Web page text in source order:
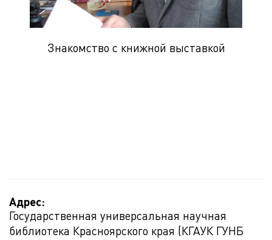
Знакомство с книжной выставкой
Адрес:
Государственная универсальная научная
библиотека Красноярского края (КГАУК ГУНБ